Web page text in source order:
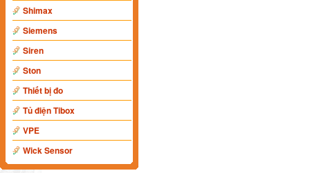
Shimax
Siemens
Siren
Ston
Thiết bị đo
Tủ điện Tibox
VPE
Wick Sensor